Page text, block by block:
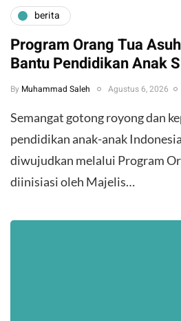
berita
Program Orang Tua
Bantu Pendidikan Anak
By Muhammad Saleh Agustus 6, 2026
​Semangat gotong royong dan
pendidikan anak-anak
diwujudkan melalui Program
diinisiasi oleh Majelis…